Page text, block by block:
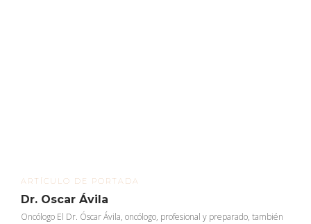
ARTÍCULO DE PORTADA
Dr. Oscar Ávila
Oncólogo El Dr. Óscar Ávila, oncólogo, profesional y preparado, también